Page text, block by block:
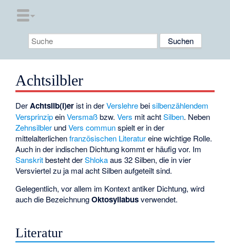
Achtsilbler
DerAchtsilb(l)er ist in derVerslehrebeisilbenzählendem
VersprinzipeinVersmaßbzw.Vers mit achtSilben. Neben
Zehnsilbler undVers communspielt er in der
mittelalterlichenfranzösischen Literatureine wichtige Rolle.
Auch in der indischen Dichtung kommt er häufig vor. Im
Sanskritbesteht derShlokaaus 32 Silben, die in vier
Versviertel zu ja mal acht Silben aufgeteilt sind.
Gelegentlich, vor allem im Kontext antiker Dichtung, wird
auch die BezeichnungOktosyllabusverwendet.
Literatur